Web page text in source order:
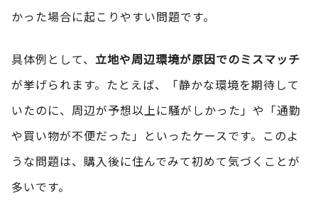
かった場合に起こりやすい問題です。
具体例として、 立地や周辺環境が原因でのミスマッチ
が挙げられます。たとえば、「静かな環境を期待して
いたのに、周辺が予想以上に騒がしかった」や「通勤
や買い物が不便だった」といったケースです。このよ
うな問題は、購入後に住んでみて初めて気づくことが
多いです。